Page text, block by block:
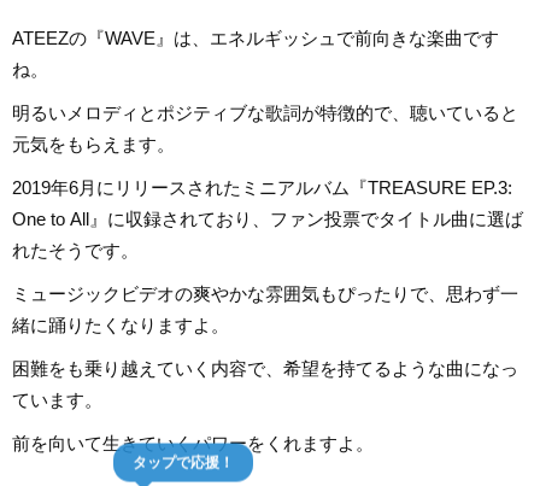
ATEEZの『WAVE』は、エネルギッシュで前向きな楽曲です
ね。
明るいメロディとポジティブな歌詞が特徴的で、聴いていると
元気をもらえます。
2019年6月にリリースされたミニアルバム『TREASURE EP.3:
One to All』に収録されており、ファン投票でタイトル曲に選ば
れたそうです。
ミュージックビデオの爽やかな雰囲気もぴったりで、思わず一
緒に踊りたくなりますよ。
困難をも乗り越えていく内容で、希望を持てるような曲になっ
ています。
前を向いて生きていくパワーをくれますよ。
タップで応援！